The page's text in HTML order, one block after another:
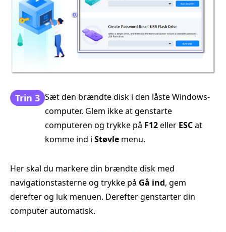
Trin 3 Sæt den brændte disk i den låste Windows-
computer. Glem ikke at genstarte
computeren og trykke på F12eller ESCat
komme ind i Støvle menu.
Her skal du markere din brændte disk med
navigationstasterne og trykke på Gå ind, gem
derefter og luk menuen. Derefter genstarter din
computer automatisk.